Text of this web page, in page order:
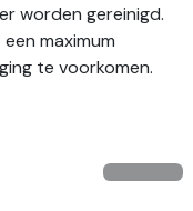
worden gereinigd.
maximum
te voorkomen.